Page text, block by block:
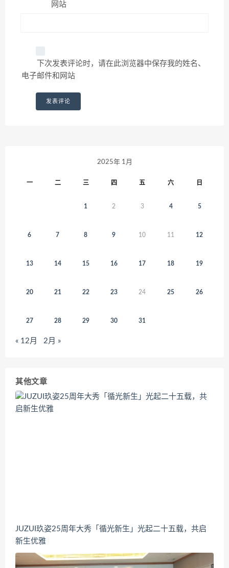
网站
下次发表评论时，请在此浏览器中保存我的姓名、
电子邮件和网站
2025年 1月
一 二 三 四 五 六 日
1 2 3 4 5
6 7 8 9 10 11 12
13 14 15 16 17 18 19
20 21 22 23 24 25 26
27 28 29 30 31
« 12月 2月 »
其他文章
JUZUI玖姿25周年大秀「循光新生」光起二十五载，共启
新生优雅